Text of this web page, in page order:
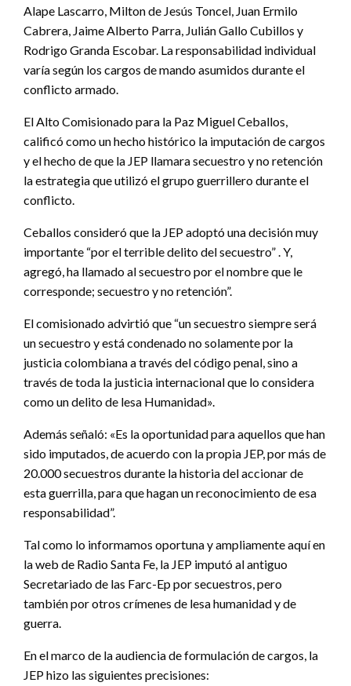
Alape Lascarro, Milton de Jesús Toncel, Juan Ermilo
Cabrera, Jaime Alberto Parra, Julián Gallo Cubillos y
Rodrigo Granda Escobar. La responsabilidad individual
varía según los cargos de mando asumidos durante el
conflicto armado.
El Alto Comisionado para la Paz Miguel Ceballos,
calificó como un hecho histórico la imputación de cargos
y el hecho de que la JEP llamara secuestro y no retención
la estrategia que utilizó el grupo guerrillero durante el
conflicto.
Ceballos consideró que la JEP adoptó una decisión muy
importante “por el terrible delito del secuestro” . Y,
agregó, ha llamado al secuestro por el nombre que le
corresponde; secuestro y no retención”.
El comisionado advirtió que “un secuestro siempre será
un secuestro y está condenado no solamente por la
justicia colombiana a través del código penal, sino a
través de toda la justicia internacional que lo considera
como un delito de lesa Humanidad».
Además señaló: «Es la oportunidad para aquellos que han
sido imputados, de acuerdo con la propia JEP, por más de
20.000 secuestros durante la historia del accionar de
esta guerrilla, para que hagan un reconocimiento de esa
responsabilidad”.
Tal como lo informamos oportuna y ampliamente aquí en
la web de Radio Santa Fe, la JEP imputó al antiguo
Secretariado de las Farc-Ep por secuestros, pero
también por otros crímenes de lesa humanidad y de
guerra.
En el marco de la audiencia de formulación de cargos, la
JEP hizo las siguientes precisiones: